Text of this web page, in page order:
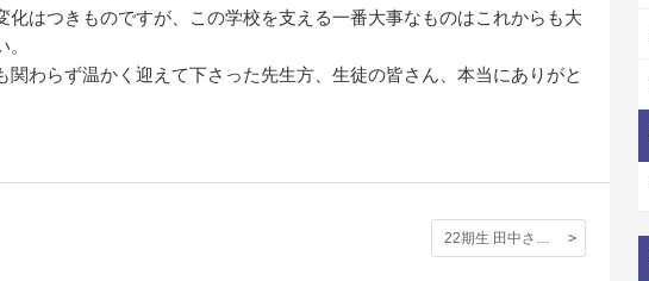
化はつきものですが、この学校を支える一番大事なものはこれからも大
関わらず温かく迎えて下さった先生方、生徒の皆さん、本当にありがと
22期生 田中さん〈9月23,24日来校〉